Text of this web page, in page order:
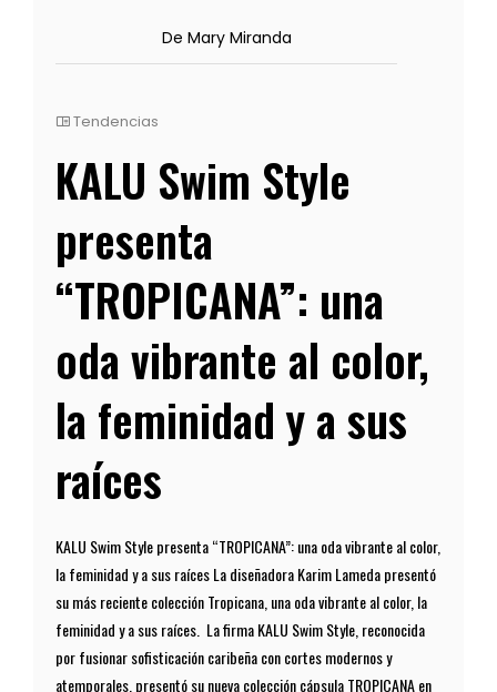
De Mary Miranda
Tendencias
KALU Swim Style
presenta
“TROPICANA”: una
oda vibrante al color,
la feminidad y a sus
raíces
KALU Swim Style presenta “TROPICANA”: una oda vibrante al color,
la feminidad y a sus raíces La diseñadora Karim Lameda presentó
su más reciente colección Tropicana, una oda vibrante al color, la
feminidad y a sus raíces. La firma KALU Swim Style, reconocida
por fusionar sofisticación caribeña con cortes modernos y
atemporales, presentó su nueva colección cápsula TROPICANA en